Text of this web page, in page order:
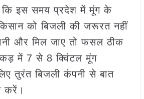
कि इस समय प्रदेश में मूंग के
को बिजली की जरूरत नहीं
और मिल जाए तो फसल ठीक
में 7 से 8 क्विंटल मूंग
तुरंत बिजली कंपनी से बात
करें।